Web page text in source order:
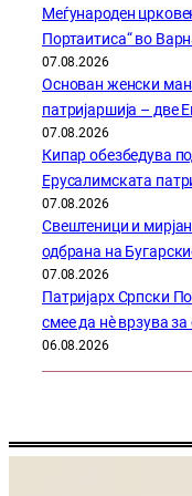
Меѓународен
Портаитиса“ во
07.08.2026
Основан женски
патријаршија – две
07.08.2026
Кипар обезбедува
Ерусалимската
07.08.2026
Свештеници и
одбрана на
07.08.2026
Патријарх Српски
смее да нѐ врзува
06.08.2026